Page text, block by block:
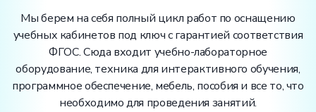
Мы берем на себя полный цикл работ по оснащению
учебных кабинетов под ключ с гарантией соответствия
ФГОС. Сюда входит учебно-лабораторное
оборудование, техника для интерактивного обучения,
программное обеспечение, мебель, пособия и все то, что
необходимо для проведения занятий.